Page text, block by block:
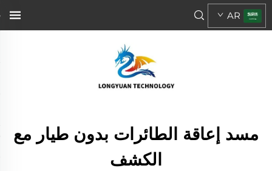
AR
مسد إعاقة الطائرات بدون طيار مع
الكشف